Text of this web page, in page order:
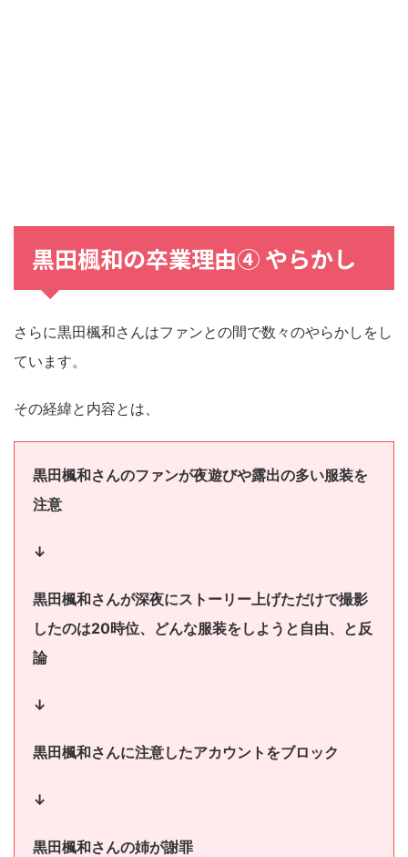
黒田楓和の卒業理由④ やらかし
さらに黒田楓和さんはファンとの間で数々のやらかしをし
ています。
その経緯と内容とは、
黒田楓和さんのファンが夜遊びや露出の多い服装を
注意
↓
黒田楓和さんが深夜にストーリー上げただけで撮影
したのは20時位、どんな服装をしようと自由、と反
論
↓
黒田楓和さんに注意したアカウントをブロック
↓
黒田楓和さんの姉が謝罪